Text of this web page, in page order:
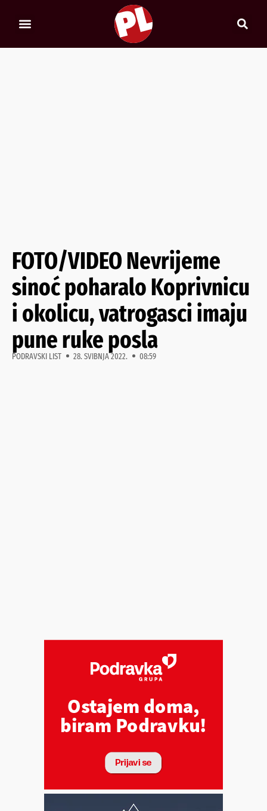
FOTO/VIDEO Nevrijeme
sinoć poharalo Koprivnicu
i okolicu, vatrogasci imaju
pune ruke posla
PODRAVSKI LIST 28. SVIBNJA 2022. 08:59